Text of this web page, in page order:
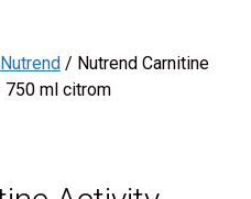
Nutrend / Nutrend Carnitine
ml citrom